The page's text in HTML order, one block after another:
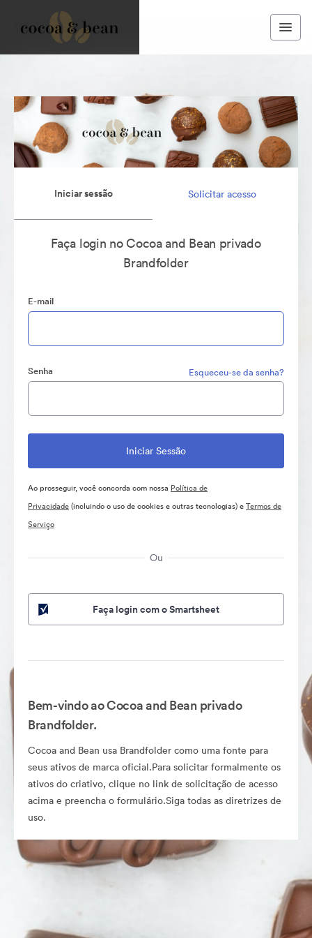
Iniciar sessão Solicitar acesso
Faça login no Cocoa and Bean privado
Brandfolder
E-mail
Senha Esqueceu-se da senha?
Ao prosseguir, você concorda com nossa Política de
Privacidade(incluindo o uso de cookies e outras tecnologias) eTermos de
Serviço
Ou
Faça login com o Smartsheet
Bem-vindo ao Cocoa and Bean privado
Brandfolder.
Cocoa and Bean usa Brandfolder como uma fonte para
seus ativos de marca oficial.Para solicitar formalmente os
ativos do criativo, clique no link de solicitação de acesso
acima e preencha o formulário.Siga todas as diretrizes de
uso.